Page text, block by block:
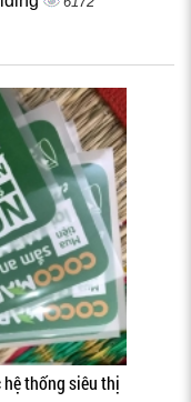
hệ thống siêu thị